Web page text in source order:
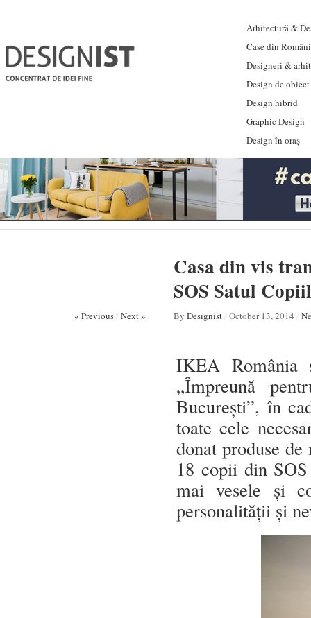
Arhitectură &
Case din
Designeri &
Design de obiect
Design hibrid
Graphic Design
Design în oraș
Casa din vis
SOS Satul
« Previous/ Next » By Designist/ October 13, 2014 /
IKEA România
„Împreună
Bucureşti”, în
toate cele
donat produse
18 copii din
mai vesele și
personalității și